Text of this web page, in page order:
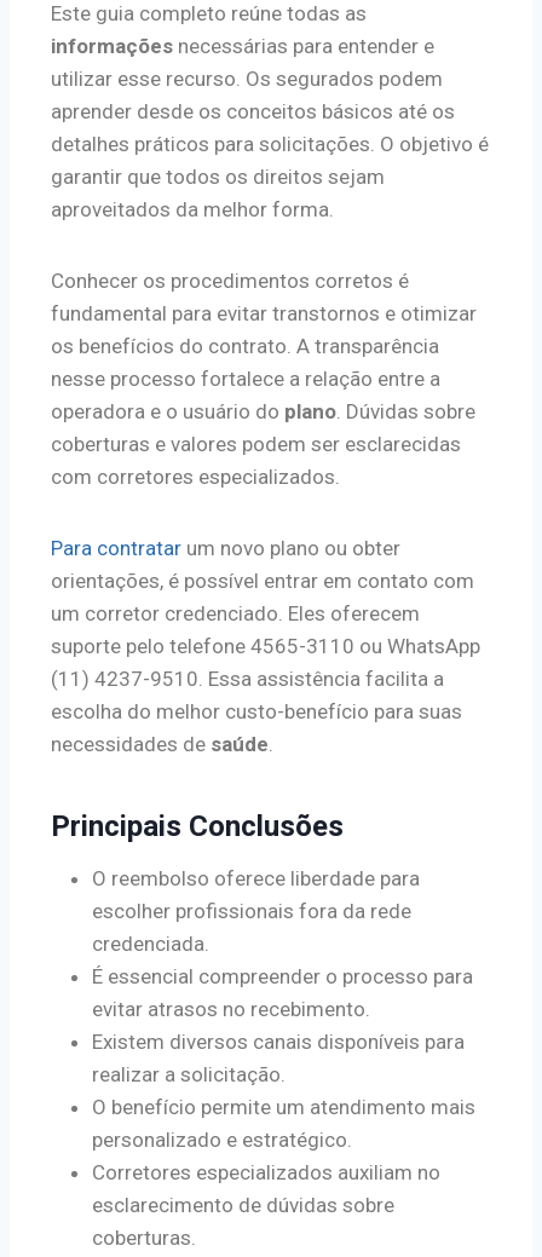
Este guia completo reúne todas as
informações necessárias para entender e
utilizar esse recurso. Os segurados podem
aprender desde os conceitos básicos até os
detalhes práticos para solicitações. O objetivo é
garantir que todos os direitos sejam
aproveitados da melhor forma.
Conhecer os procedimentos corretos é
fundamental para evitar transtornos e otimizar
os benefícios do contrato. A transparência
nesse processo fortalece a relação entre a
operadora e o usuário do plano. Dúvidas sobre
coberturas e valores podem ser esclarecidas
com corretores especializados.
Para contratar um novo plano ou obter
orientações, é possível entrar em contato com
um corretor credenciado. Eles oferecem
suporte pelo telefone 4565-3110 ou WhatsApp
(11) 4237-9510. Essa assistência facilita a
escolha do melhor custo-benefício para suas
necessidades de saúde.
Principais Conclusões
O reembolso oferece liberdade para
escolher profissionais fora da rede
credenciada.
É essencial compreender o processo para
evitar atrasos no recebimento.
Existem diversos canais disponíveis para
realizar a solicitação.
O benefício permite um atendimento mais
personalizado e estratégico.
Corretores especializados auxiliam no
esclarecimento de dúvidas sobre
coberturas.